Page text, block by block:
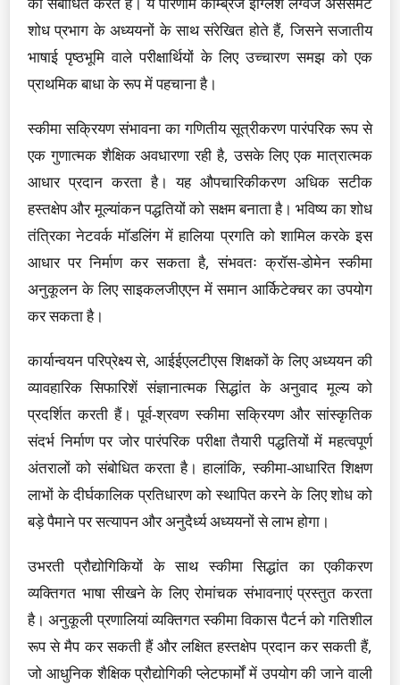
शोध प्रभाग के अध्ययनों के साथ संरेखित होते हैं, जिसने सजातीय
भाषाई पृष्ठभूमि वाले परीक्षार्थियों के लिए उच्चारण समझ को एक
प्राथमिक बाधा के रूप में पहचाना है।
स्कीमा सक्रियण संभावना का गणितीय सूत्रीकरण पारंपरिक रूप से
एक गुणात्मक शैक्षिक अवधारणा रही है, उसके लिए एक मात्रात्मक
आधार प्रदान करता है। यह औपचारिकीकरण अधिक सटीक
हस्तक्षेप और मूल्यांकन पद्धतियों को सक्षम बनाता है। भविष्य का शोध
तंत्रिका नेटवर्क मॉडलिंग में हालिया प्रगति को शामिल करके इस
आधार पर निर्माण कर सकता है, संभवतः क्रॉस-डोमेन स्कीमा
अनुकूलन के लिए साइकलजीएएन में समान आर्किटेक्चर का उपयोग
कर सकता है।
कार्यान्वयन परिप्रेक्ष्य से, आईईएलटीएस शिक्षकों के लिए अध्ययन की
व्यावहारिक सिफारिशें संज्ञानात्मक सिद्धांत के अनुवाद मूल्य को
प्रदर्शित करती हैं। पूर्व-श्रवण स्कीमा सक्रियण और सांस्कृतिक
संदर्भ निर्माण पर जोर पारंपरिक परीक्षा तैयारी पद्धतियों में महत्वपूर्ण
अंतरालों को संबोधित करता है। हालांकि, स्कीमा-आधारित शिक्षण
लाभों के दीर्घकालिक प्रतिधारण को स्थापित करने के लिए शोध को
बड़े पैमाने पर सत्यापन और अनुदैर्ध्य अध्ययनों से लाभ होगा।
उभरती प्रौद्योगिकियों के साथ स्कीमा सिद्धांत का एकीकरण
व्यक्तिगत भाषा सीखने के लिए रोमांचक संभावनाएं प्रस्तुत करता
है। अनुकूली प्रणालियां व्यक्तिगत स्कीमा विकास पैटर्न को गतिशील
रूप से मैप कर सकती हैं और लक्षित हस्तक्षेप प्रदान कर सकती हैं,
जो आधुनिक शैक्षिक प्रौद्योगिकी प्लेटफार्मों में उपयोग की जाने वाली